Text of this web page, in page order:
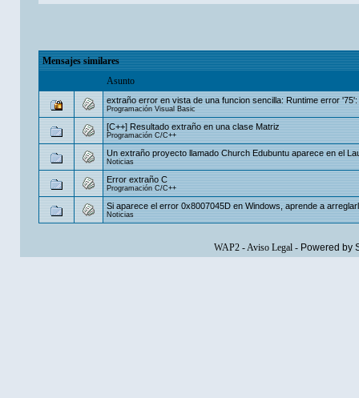
Mensajes similares
Asunto
extraño error en vista de una funcion sencilla: Runtime error '75':
Programación Visual Basic
[C++] Resultado extraño en una clase Matriz
Programación C/C++
Un extraño proyecto llamado Church Edubuntu aparece en el
Noticias
Error extraño C
Programación C/C++
Si aparece el error 0x8007045D en Windows, aprende a
Noticias
WAP2-Aviso Legal- Powered by